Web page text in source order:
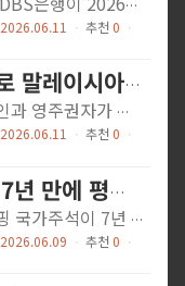
핵심 요약 싱가포르 DBS은행이 2026년 하반기부터 개인고객을 대상으로 토큰화된 실물금 투자상품을 디지뱅크를 통해 제공한다고 발표했습니다. 각 토큰은 DBS가 싱가포르 전용 금고에 보관하는 실물금 1그램(약 200싱가포르달러)을 담보로 하며, 싱가포르 최초로 단일 플랫폼에서 토큰화된 실물금을 디지털로 접근, 보유, 거래할 수 있게 됩니다. 상세 내용 DBS는 6월 11일 발표에서 'DBS 실물금 토큰'을 올해 말부터 디지뱅크를 통해 일반 개인고객에게 제공한다고 밝혔습니다. 은행은 토큰화, 발행, 유통, 관리 전 과정을 자체적으로 처리하며, DBS 디지털거래소(DDEx) 상장도 검토하고 있다고 전했습니다. DBS는 2013년부터 자산관리 고객을 대상으로 실물금 투자 서비스를 제공해왔으나, 지금까지는 기관투자자와 공인투자자에게만 접근이 제한되어 있었습니다. 이번 토큰화 서비스로 일반 개인투자자도 소액으로 실물금 투자가 가능해집니다. 제임스 탄 DBS 투자상품자문 그룹헤드는 "금은 최근 몇 년간 안전자산이자 불확실한 시기의 핵심 분산투자 수단으로서 지속적인 가치를 보여주고 있다"며, 금값이 2026년 초 온스당 5,600달러로 사상 최고치를 기록했다고 언급했습니다. 시사점 디지털 자산 접근성 확대: 기존 고액 투자자 전용이던 실물금 투자가 토큰화를 통해 소액 투자자에게도 개방되어, 한국 투자자들의 싱가포르 금융상품 선택폭이 넓어질 전망 블록체인 금융 혁신: 전통 은행의 토큰화 서비스 도입은 아시아 디지털 자산 시장의 성숙도를 보여주며, 한국 금융기관들에게도 벤치마킹 기회 제공 안전자산 투자 기회: 금값 상승 추세와 경제 불확실성 속에서 실물금 토큰은 한국 투자자들의 자산 분산화 전략에 유용한 도구가 될 수 있음 출처: Singapore Business Review #DBS은행 #토큰화 #실물금 투자 #싱가포르 금융 #디지털 자산
2026.06.11 ㆍ 추천 0 ㆍ
OCBC, 싱패스로 말레이시아 법인계좌 원격 개설 서비스 시작
핵심 요약 싱가포르인과 영주권자가 이제 싱패스(Singpass) 디지털 신분증을 활용해 OCBC 말레이시아 웹사이트에서 직접 법인계좌를 개설할 수 있게 되었습니다. 이는 싱패스가 싱가포르 외부 서비스에 활용되는 최초 사례로, 기존 2-3주 소요되던 계좌 개설 절차를 대폭 단축시킬 것으로 예상됩니다. OCBC는 조호르-싱가포르 경제특구(SEZ) 활성화로 말레이시아 진출 중소기업이 증가하는 추세에 맞춰 이 서비스를 도입했다고 밝혔습니다. 상세 내용 OCBC 말레이시아는 6월 11일부터 싱패스를 통한 원격 신원인증으로 법인계좌 개설 요건을 충족할 수 있다고 발표했습니다. 기존에는 대부분의 금융기관이 수동 서류 제출이나 직접 지점 방문을 요구했으나, 이제는 디지털 프로세스만으로 계좌 개설이 가능해졌습니다. 싱가포르와 말레이시아 양국에서 OCBC 법인계좌를 보유한 고객은 단일 로그인(Single Sign-On)을 통해 하나의 대시보드에서 모든 계좌를 관리할 수 있습니다. 이는 양국 간 사업을 운영하는 기업들에게 상당한 편의성을 제공할 것으로 보입니다. OCBC 글로벌거래은행 부책임자 카르멘 찬(Carmen Chan)은 "조호르-싱가포르 경제특구가 추진력을 얻으면서 싱가포르 이사진을 둔 말레이시아 중소기업 서비스가 증가하고 있다"며 "최근 중소기업 해외진출 지원 확대 예산 발표에 따라 이러한 증가세가 지속될 것으로 예상한다"고 말했습니다. 시사점 동남아 진출 기업의 금융 접근성 향상: 한국 기업들도 싱가포르를 거점으로 말레이시아 진출 시 보다 간편한 금융 서비스 이용 가능 디지털 금융 서비스 확산: 코로나19 이후 가속화된 비대면 금융 서비스가 국경을 넘어 확산되는 추세 양국 간 경제 통합 심화: 조호르-싱가포르 경제특구 발전과 함께 금융 인프라 통합도 가속화될 전망 출처: Singapore Business Review #싱가포르 금융 #말레이시아 진출...
2026.06.11 ㆍ 추천 0 ㆍ
시진핑·김정은, 7년 만에 평양 정상회담으로 북중 관계 강화 합의
핵심 요약중국 시진핑 국가주석이 7년 만에 북한을 국빈 방문해 김정은 북한 국무위원장과 정상회담을 갖고 양국 관계 발전에 합의했다고 조선중앙통신이 보도했습니다. 양 정상은 정치, 경제, 문화 분야에서 협력을 확대하고 양국 관계를 새로운 차원으로 발전시키기로 했습니다. 김정은은 국제정세 변화와 무관하게 '하나의 중국 원칙'을 전면 지지한다고 밝혔습니다.상세 내용이번 정상회담은 북중 우호협력상호원조조약 체결 65주년을 맞아 이루어졌으며, 시진핑 주석은 이번 방문을 양국 관계 발전의 중요한 계기로 활용하겠다고 강조했습니다. 양 정상은 고위급 인사 교류를 통한 전략적 소통 심화에도 합의했습니다.시진핑 주석과 영부인 펑리위안, 김정은과 부인 리설주는 평양실내체육관에서 북중 우정을 강조하는 예술공연을 함께 관람했습니다. 공연에는 북한 고위 관리들과 평양 시민들도 참석했으며, 양국의 전통 가요와 '북중 우정의 가치와 친밀함'을 부각시키는 곡들이 연주되었습니다.김정은은 월요일 저녁 시진핑 주석과 중국 대표단을 위한 연회를 주최했으며, 시진핑 주석은 연설에서 김정은과 '우정을 나눌 수 있어 기쁘다'며 북한 관리들의 '열정적인 환영'에 감사를 표했습니다. 시진핑 주석은 북중 관계가 이제 '새로운 역사적 출발점'에 도달했다고 평가했습니다.시사점한반도 정세 변화: 북중 관계 강화는 한반도 외교 환경에 중요한 변수로 작용할 전망이며, 한국의 대북정책과 한중관계에도 영향을 미칠 수 있습니다.지역 경제 협력: 북중 경제협력 확대는 동북아시아 경제 지형에 변화를 가져올 가능성이 있어 한국 기업들의 대중국 사업 전략 검토가 필요합니다.투자 환경 모니터링: 북중 관계 변화는 동아시아 지정학적 리스크 평가에 중요한 요소가 될 수 있어 한국 기업의 해외투자 리스크 관리에 고려되어야 합니다. 출처: CNA Business #북중관계...
2026.06.09 ㆍ 추천 0 ㆍ